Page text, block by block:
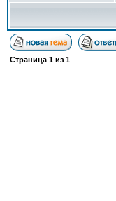
Страница 1 из 1